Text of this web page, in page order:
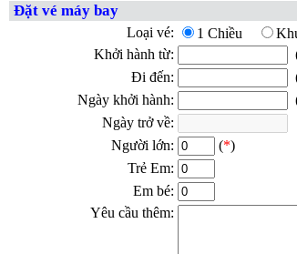
Đặt vé máy bay
Loại vé: 1 Chiều
Khởi hành từ:
Đi đến:
Ngày khởi hành:
Ngày trở về:
Người lớn:
(*)
Trẻ Em:
Em bé:
Yêu cầu thêm: